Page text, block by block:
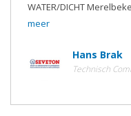
WATER/DICHT
meer
Hans Brak
Technisch